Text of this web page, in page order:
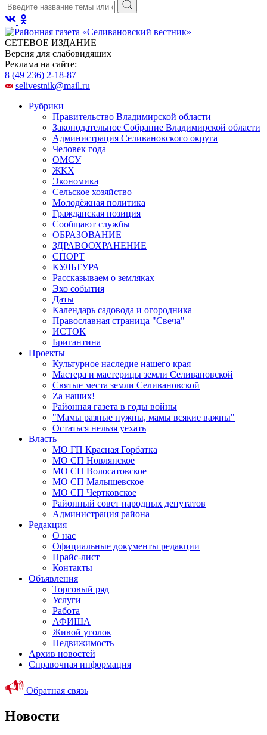
СЕТЕВОЕ ИЗДАНИЕ
Версия для слабовидящих
Реклама на сайте:
8 (49 236) 2-18-87
selivestnik@mail.ru
Рубрики
Правительство Владимирской области
Законодательное Собрание Владимирской области
Администрация Селивановского округа
Человек года
ОМСУ
ЖКХ
Экономика
Сельское хозяйство
Молодёжная политика
Гражданская позиция
Сообщают службы
ОБРАЗОВАНИЕ
ЗДРАВООХРАНЕНИЕ
СПОРТ
КУЛЬТУРА
Рассказываем о земляках
Эхо события
Даты
Календарь садовода и огородника
Православная страница "Свеча"
ИСТОК
Бригантина
Проекты
Культурное наследие нашего края
Мастера и мастерицы земли Селивановской
Святые места земли Селивановской
Zа наших!
Районная газета в годы войны
"Мамы разные нужны, мамы всякие важны"
Остаться нельзя уехать
Власть
МО ГП Красная Горбатка
МО СП Новлянское
МО СП Волосатовское
МО СП Малышевское
МО СП Чертковское
Районный совет народных депутатов
Администрация района
Редакция
О нас
Официальные документы редакции
Прайс-лист
Контакты
Объявления
Торговый ряд
Услуги
Работа
АФИША
Живой уголок
Недвижимость
Архив новостей
Справочная информация
Обратная связь
Новости